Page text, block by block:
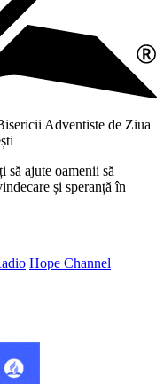
Adventiste de Ziua
să ajute oamenii să
și speranță în
Hope Channel